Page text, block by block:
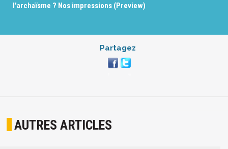
l'archaïsme ? Nos impressions (Preview)
Partagez
AUTRES ARTICLES